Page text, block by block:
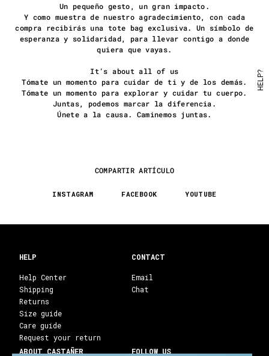
Un pequeño gesto, un gran impacto.
Y como muestra de nuestro agradecimiento, con cada
compra recibirás una tote bag exclusiva. Un símbolo de
esperanza y solidaridad, para llevar contigo a donde
quiera que vayas.
It’s about all of us
Tómate un momento para cuidar de ti y de los demás.
Tómate un momento para explorar y cuidar tu cuerpo.
Juntas, podemos marcar la diferencia.
Únete a la causa. Caminemos juntas.
COMPARTIR ARTÍCULO
INSTAGRAM FACEBOOK YOUTUBE
CONTACT
Email
Chat
HELP
Help Center
Shipping
Returns
Size guide
Care guide
Request your return
ABOUT CASTAÑER
FOLLOW US
HELP?